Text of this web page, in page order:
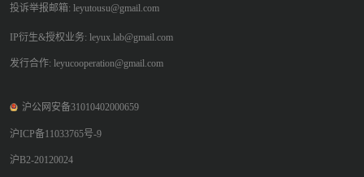
投诉举报邮箱: leyutousu@gmail.com
IP衍生&授权业务: leyux.lab@gmail.com
发行合作: leyucooperation@gmail.com
沪公网安备31010402000659
沪ICP备11033765号-9
沪B2-20120024